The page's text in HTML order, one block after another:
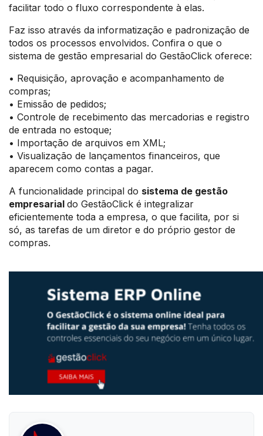
facilitar todo o fluxo correspondente à elas.
Faz isso através da informatização e padronização de
todos os processos envolvidos. Confira o que o
sistema de gestão empresarial do GestãoClick oferece:
• Requisição, aprovação e acompanhamento de
compras;
• Emissão de pedidos;
• Controle de recebimento das mercadorias e registro
de entrada no estoque;
• Importação de arquivos em XML;
• Visualização de lançamentos financeiros, que
aparecem como contas a pagar.
A funcionalidade principal do sistema de gestão
empresarial do GestãoClick é integralizar
eficientemente toda a empresa, o que facilita, por si
só, as tarefas de um diretor e do próprio gestor de
compras.